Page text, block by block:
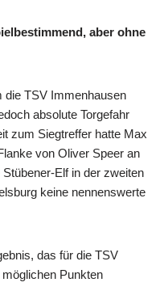
aber ohne
die TSV Immenhausen
absolute Torgefahr
zum Siegtreffer hatte Max
von Oliver Speer an
Elf in der zweiten
keine nennenswerte
das für die TSV
Punkten